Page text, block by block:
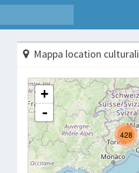
Mappa location culturali